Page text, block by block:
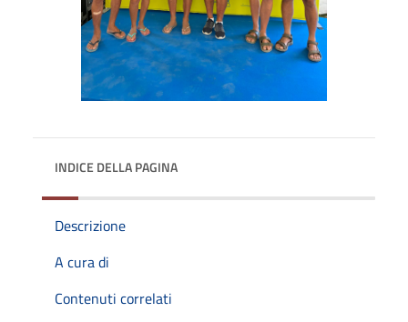
INDICE DELLA PAGINA
Descrizione
A cura di
Contenuti correlati